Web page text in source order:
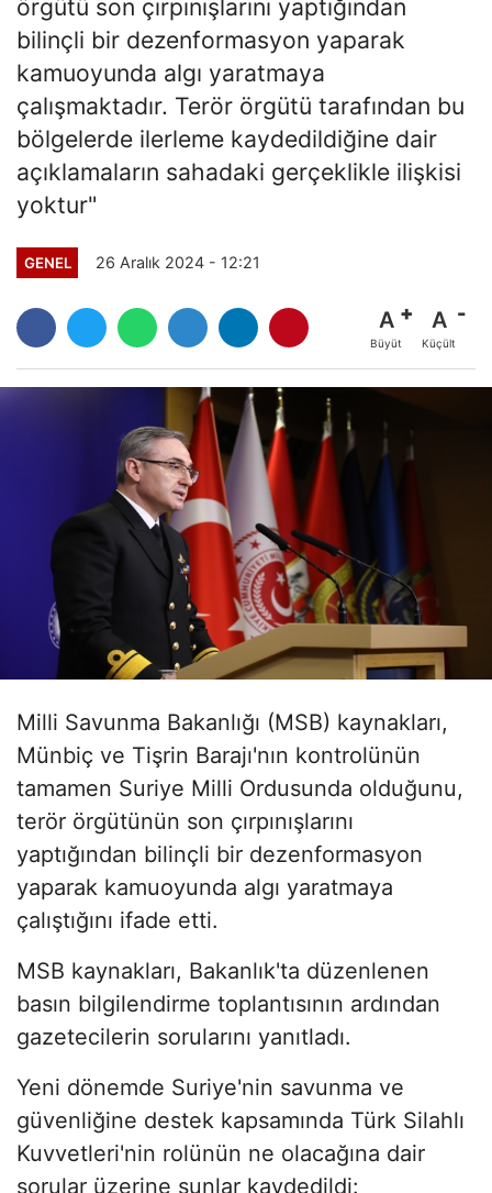
örgütü son çırpınışlarını yaptığından
bilinçli bir dezenformasyon yaparak
kamuoyunda algı yaratmaya
çalışmaktadır. Terör örgütü tarafından bu
bölgelerde ilerleme kaydedildiğine dair
açıklamaların sahadaki gerçeklikle ilişkisi
yoktur"
GENEL 26 Aralık 2024 - 12:21
A
Büyüt
A
Küçült
Milli Savunma Bakanlığı (MSB) kaynakları,
Münbiç ve Tişrin Barajı'nın kontrolünün
tamamen Suriye Milli Ordusunda olduğunu,
terör örgütünün son çırpınışlarını
yaptığından bilinçli bir dezenformasyon
yaparak kamuoyunda algı yaratmaya
çalıştığını ifade etti.
MSB kaynakları, Bakanlık'ta düzenlenen
basın bilgilendirme toplantısının ardından
gazetecilerin sorularını yanıtladı.
Yeni dönemde Suriye'nin savunma ve
güvenliğine destek kapsamında Türk Silahlı
Kuvvetleri'nin rolünün ne olacağına dair
sorular üzerine şunlar kaydedildi: